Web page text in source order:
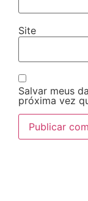
Site
Salvar meus
próxima vez